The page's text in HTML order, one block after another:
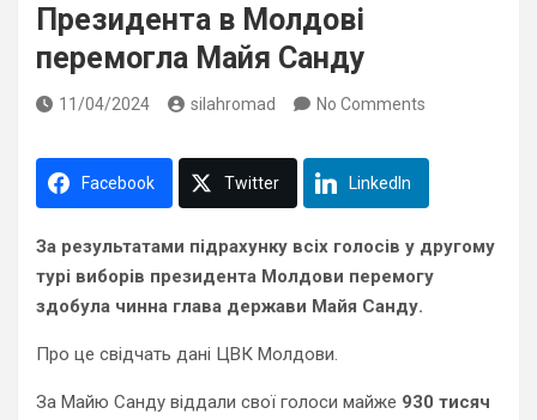
Президента в Молдові
перемогла Майя Санду
11/04/2024 silahromad No Comments
Facebook Twitter LinkedIn
За результатами підрахунку всіх голосів у другому
турі виборів президента Молдови перемогу
здобула чинна глава держави Майя Санду.
Про це свідчать дані ЦВК Молдови.
За Майю Санду віддали свої голоси майже 930 тисяч